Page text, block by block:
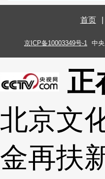
首页
京ICP备10003349号-1 中
正
北京文
金再扶